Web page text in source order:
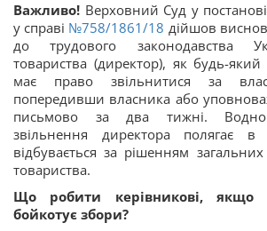
Важливо! Верховний Суд у
у справі №758/1861/18 дійшов
до трудового законодавства
товариства (директор), як будь-
має право звільнитися за
попередивши власника або
письмово за два тижні.
звільнення директора полягає
відбувається за рішенням
товариства.
Що робити керівникові, якщо
бойкотує збори?